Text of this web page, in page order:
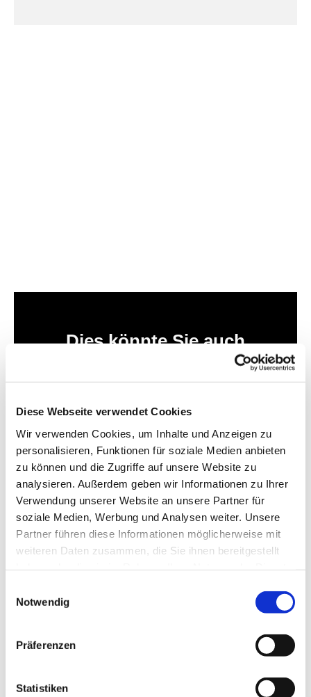
Diese Webseite verwendet Cookies
Wir verwenden Cookies, um Inhalte und Anzeigen zu
personalisieren, Funktionen für soziale Medien anbieten
zu können und die Zugriffe auf unsere Website zu
analysieren. Außerdem geben wir Informationen zu Ihrer
Verwendung unserer Website an unsere Partner für
soziale Medien, Werbung und Analysen weiter. Unsere
Partner führen diese Informationen möglicherweise mit
weiteren Daten zusammen, die Sie ihnen bereitgestellt
Notwendig
Präferenzen
Statistiken
Dies könnte Sie auch